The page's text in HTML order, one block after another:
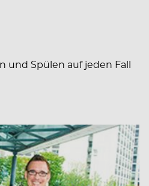
und Spülen auf jeden Fall